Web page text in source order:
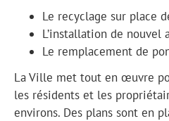
Le recyclage sur place
L’installation de nouvel
Le remplacement de
La Ville met tout en œuvre
les résidents et les
environs. Des plans sont en